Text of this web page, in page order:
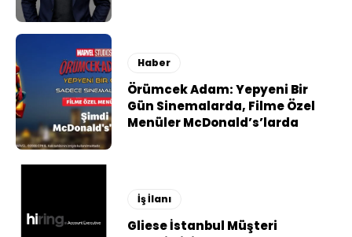
Haber
Örümcek Adam: Yepyeni Bir
Gün Sinemalarda, Filme Özel
Menüler McDonald’s’larda
İş İlanı
Gliese İstanbul Müşteri